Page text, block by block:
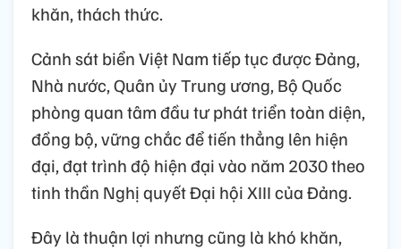
khăn, thách thức.
Cảnh sát biển Việt Nam tiếp tục được Đảng,
Nhà nước, Quân ủy Trung ương, Bộ Quốc
phòng quan tâm đầu tư phát triển toàn diện,
đồng bộ, vững chắc để tiến thẳng lên hiện
đại, đạt trình độ hiện đại vào năm 2030 theo
tinh thần Nghị quyết Đại hội XIII của Đảng.
Đây là thuận lợi nhưng cũng là khó khăn,